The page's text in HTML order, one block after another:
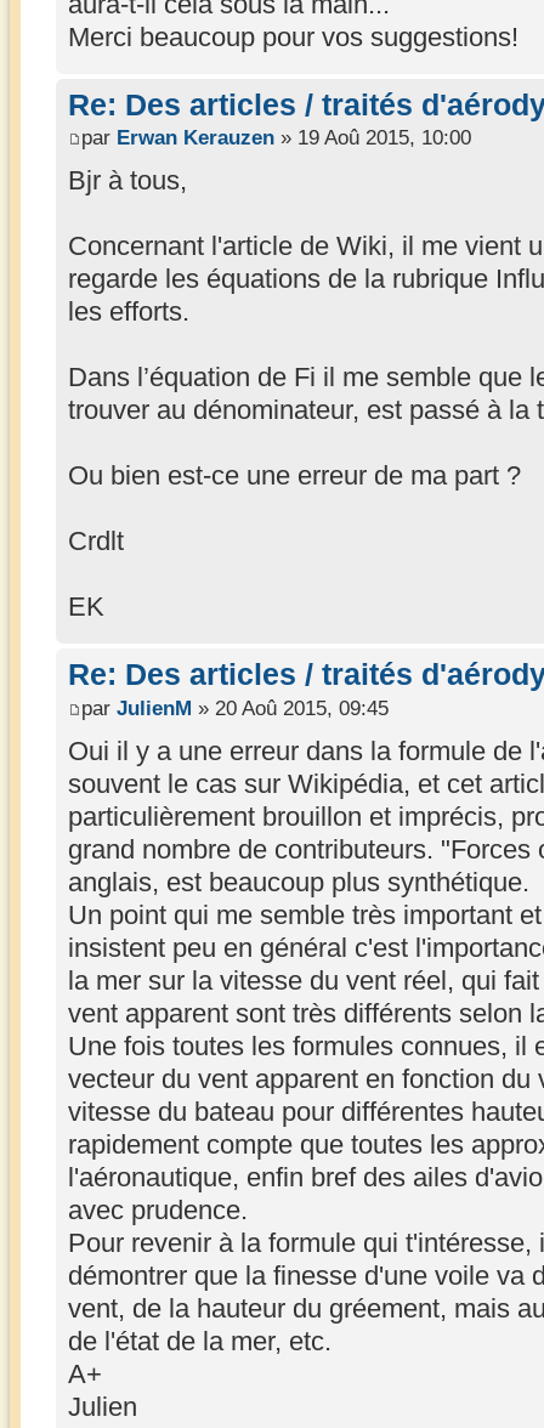
Merci beaucoup pour vos suggestions!
Re: Des articles / traités
par Erwan Kerauzen » 19 Aoû 2015, 10:00
Bjr à tous,
Concernant l'article de Wiki, il me vient
regarde les équations de la rubrique
les efforts.
Dans l’équation de Fi il me semble que
trouver au dénominateur, est passé à la
Ou bien est-ce une erreur de ma part ?
Crdlt
EK
Re: Des articles / traités
par JulienM » 20 Aoû 2015, 09:45
Oui il y a une erreur dans la formule de
souvent le cas sur Wikipédia, et cet
particulièrement brouillon et imprécis,
grand nombre de contributeurs. "Forces
anglais, est beaucoup plus synthétique.
Un point qui me semble très important
insistent peu en général c'est
la mer sur la vitesse du vent réel, qui
vent apparent sont très différents selon
Une fois toutes les formules connues, il
vecteur du vent apparent en fonction du
vitesse du bateau pour différentes
rapidement compte que toutes les
l'aéronautique, enfin bref des ailes
avec prudence.
Pour revenir à la formule qui t'intéresse,
démontrer que la finesse d'une voile va
vent, de la hauteur du gréement, mais
de l'état de la mer, etc.
A+
Julien